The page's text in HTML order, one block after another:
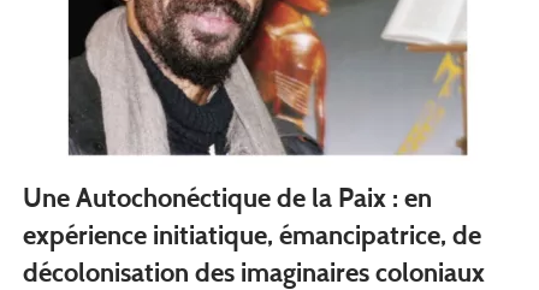
Une Autochonéctique de la Paix : en
expérience initiatique, émancipatrice, de
décolonisation des imaginaires coloniaux